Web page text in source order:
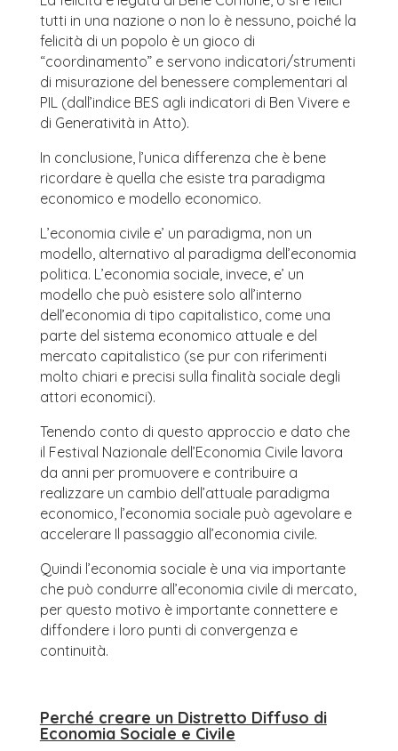
tutti in una nazione o non lo è nessuno, poiché la
felicità di un popolo è un gioco di
“coordinamento” e servono indicatori/strumenti
di misurazione del benessere complementari al
PIL (dall’indice BES agli indicatori di Ben Vivere e
di Generatività in Atto).
In conclusione, l’unica differenza che è bene
ricordare è quella che esiste tra paradigma
economico e modello economico.
L’economia civile e’ un paradigma, non un
modello, alternativo al paradigma dell’economia
politica. L’economia sociale, invece, e’ un
modello che può esistere solo all’interno
dell’economia di tipo capitalistico, come una
parte del sistema economico attuale e del
mercato capitalistico (se pur con riferimenti
molto chiari e precisi sulla finalità sociale degli
attori economici).
Tenendo conto di questo approccio e dato che
il Festival Nazionale dell’Economia Civile lavora
da anni per promuovere e contribuire a
realizzare un cambio dell’attuale paradigma
economico, l’economia sociale può agevolare e
accelerare Il passaggio all’economia civile.
Quindi l’economia sociale è una via importante
che può condurre all’economia civile di mercato,
per questo motivo è importante connettere e
diffondere i loro punti di convergenza e
continuità.
Perché creare un Distretto Diffuso di
Economia Sociale e Civile